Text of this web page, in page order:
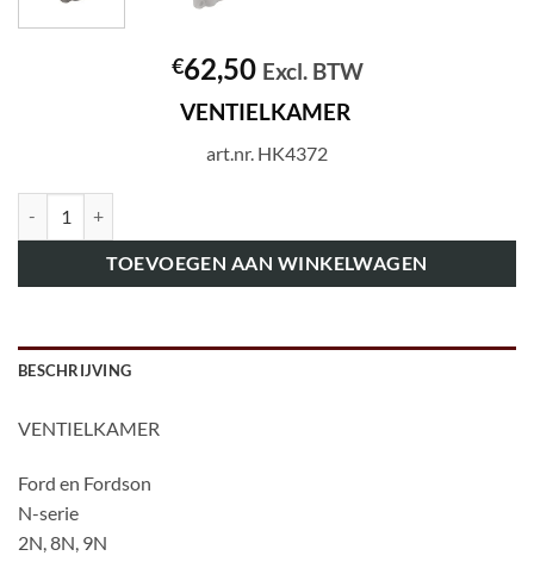
€62,50 Excl. BTW
VENTIELKAMER
art.nr. HK4372
TOEVOEGEN AAN WINKELWAGEN
BESCHRIJVING
VENTIELKAMER
Ford en Fordson
N-serie
2N, 8N, 9N